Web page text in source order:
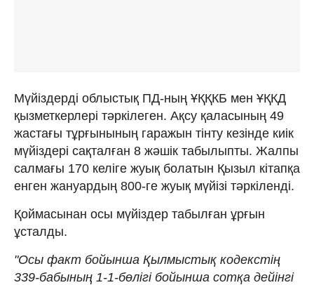
Мүйіздерді облыстық ПД-ның ҰҚҚКБ мен ҰҚКД
қызметкерлері тәркілеген. Ақсу қаласының 49
жастағы тұрғынының гаражын тінту кезінде киік
мүйіздері сақталған 8 жәшік табылыпты. Жалпы
салмағы 170 келіге жуық болатын Қызыл кітапқа
енген жануардың 800-ге жуық мүйізі тәркіленді.
Қоймасынан осы мүйіздер табылған ұрғын
ұсталды.
"Осы факт бойынша Қылмыстық кодекстің
339-бабының 1-1-бөлігі бойынша сотқа дейінгі